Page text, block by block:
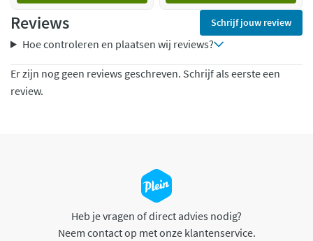
Reviews Schrijf jouw review
Hoe controleren en plaatsen wij reviews?
Er zijn nog geen reviews geschreven. Schrijf als eerste een
review.
Heb je vragen of direct advies nodig?
Neem contact op met onze klantenservice.